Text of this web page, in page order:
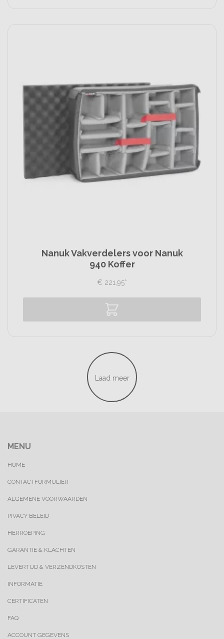
Nanuk Vakverdelers voor Nanuk
940 Koffer
€ 221, 95*
Laad meer
MENU
HOME
CONTACTFORMULIER
ALGEMENE VOORWAARDEN
PIVACY BELEID
HERROEPING
GARANTIE & KLACHTEN
LEVERTIJD & VERZENDKOSTEN
INFORMATIE
CERTIFICATEN
FAQ
ACCOUNT GEGEVENS